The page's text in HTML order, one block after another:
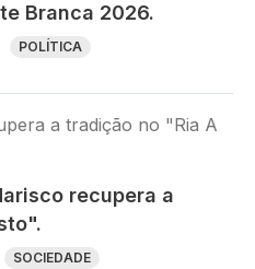
Branca 2026.
POLÍTICA
recupera a
SOCIEDADE